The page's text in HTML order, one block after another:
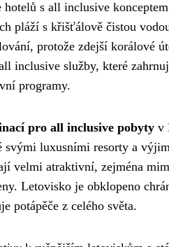
s all inclusive
pláží s křišťálově čistou
protože zdejší korálové
inclusive služby, které
programy.
pro all inclusive pobyty v
svými luxusními resorty a
velmi atraktivní, zejména
Letovisko je obklopeno
potápěče z celého světa.